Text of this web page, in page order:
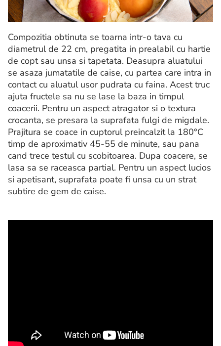
Compozitia obtinuta se toarna intr-o tava cu
diametrul de 22 cm, pregatita in prealabil cu hartie
de copt sau unsa si tapetata. Deasupra aluatului
se asaza jumatatile de caise, cu partea care intra in
contact cu aluatul usor pudrata cu faina. Acest truc
ajuta fructele sa nu se lase la baza in timpul
coacerii. Pentru un aspect atragator si o textura
crocanta, se presara la suprafata fulgi de migdale.
Prajitura se coace in cuptorul preincalzit la 180°C
timp de aproximativ 45-55 de minute, sau pana
cand trece testul cu scobitoarea. Dupa coacere, se
lasa sa se raceasca partial. Pentru un aspect lucios
si apetisant, suprafata poate fi unsa cu un strat
subtire de gem de caise.